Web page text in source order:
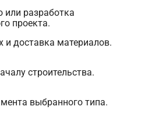
или разработка
проекта.
и доставка материалов.
строительства.
выбранного типа.